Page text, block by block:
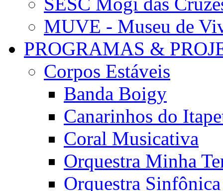
MUVE - Museu de
PROGRAMAS &
Corpos Estáveis
Banda Boigy
Canarinhos do
Coral Musicativa
Orquestra Minha
Orquestra